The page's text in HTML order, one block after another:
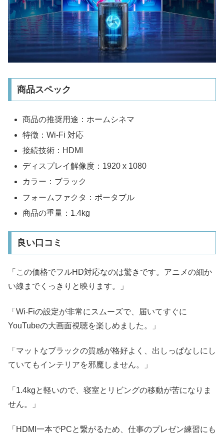
商品スペック
商品の推奨用途：ホームシネマ
特徴：Wi-Fi 対応
接続技術：HDMI
ディスプレイ解像度：1920 x 1080
カラー：ブラック
フォームファクタ：ポータブル
商品の重量：1.4kg
良い口コミ
「この価格でフルHD対応なのは驚きです。アニメの細か
い線までくっきりと映ります。」
「Wi-Fiの設定が非常にスムーズで、届いてすぐに
YouTubeの大画面視聴を楽しめました。」
「マットなブラックの質感が格好よく、出しっぱなしにし
ていてもインテリアを邪魔しません。」
「1.4kgと軽いので、寝室とリビングの移動が苦になりま
せん。」
「HDMI一本でPCと繋がるため、仕事のプレゼン練習にも